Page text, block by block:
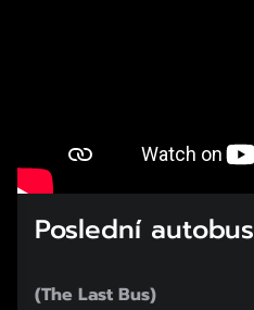
Poslední autobus
(The Last Bus)